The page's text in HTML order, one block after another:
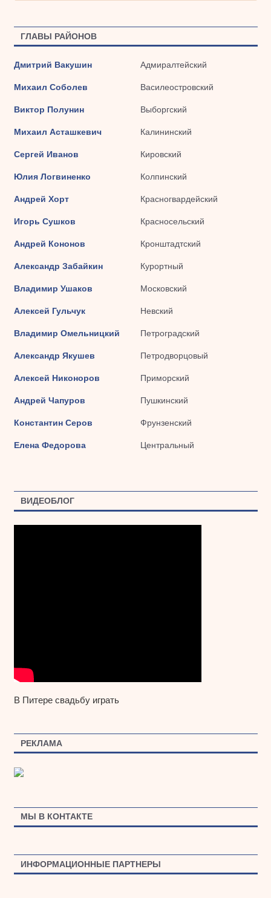
ГЛАВЫ РАЙОНОВ
Дмитрий Вакушин Адмиралтейский
Михаил Соболев Василеостровский
Виктор Полунин Выборгский
Михаил Асташкевич Калининский
Сергей Иванов Кировский
Юлия Логвиненко Колпинский
Андрей Хорт Красногвардейский
Игорь Сушков Красносельский
Андрей Кононов Кронштадтский
Александр Забайкин Курортный
Владимир Ушаков Московский
Алексей Гульчук Невский
Владимир Омельницкий Петроградский
Александр Якушев Петродворцовый
Алексей Никоноров Приморский
Андрей Чапуров Пушкинский
Константин Серов Фрунзенский
Елена Федорова Центральный
ВИДЕОБЛОГ
В Питере свадьбу играть
РЕКЛАМА
МЫ В КОНТАКТЕ
ИНФОРМАЦИОННЫЕ ПАРТНЕРЫ